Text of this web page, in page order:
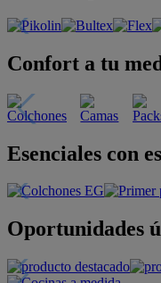
Confort a tu
Esenciales con
Oportunidades